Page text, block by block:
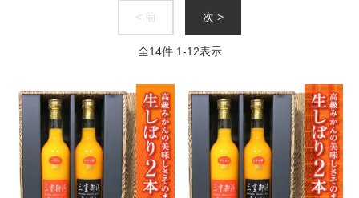
< 前 次 >
全14件 1-12表示